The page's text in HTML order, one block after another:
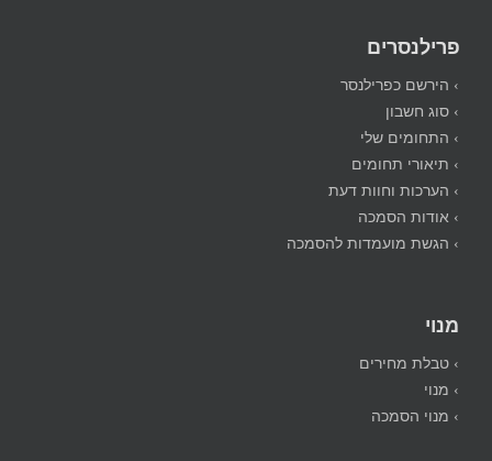
פרילנסרים
› הירשם כפרילנסר
› סוג חשבון
› התחומים שלי
› תיאורי תחומים
› הערכות וחוות דעת
› אודות הסמכה
› הגשת מועמדות להסמכה
מנוי
› טבלת מחירים
› מנוי
› מנוי הסמכה